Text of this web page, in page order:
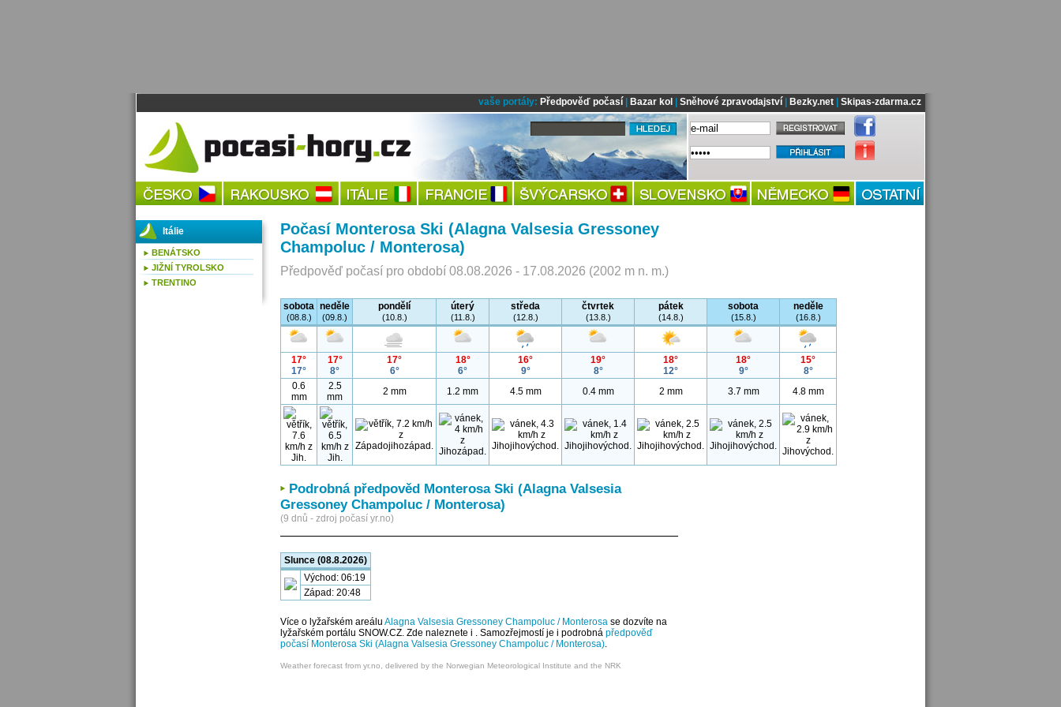
vaše portály: Předpověď počasí| Bazar kol Sněhové zpravodajství| Bezky.net| Skipas-zdarma.cz
Počasí Monterosa Ski (Alagna Valsesia Gressoney
Champoluc / Monterosa)
Předpověď počasí pro období 08.08.2026 - 17.08.2026 (2002 m n. m.)
sobota
(08.8.)
neděle
(09.8.)
pondělí
(10.8.)
úterý
(11.8.)
středa
(12.8.)
čtvrtek
(13.8.)
pátek
(14.8.)
sobota
(15.8.)
neděle
(16.8.)
17°
17°
17°
8°
17°
6°
18°
6°
16°
9°
19°
8°
18°
12°
18°
9°
15°
8°
0.6
mm
2.5
mm
2 mm 1.2 mm 4.5 mm 0.4 mm 2 mm 3.7 mm 4.8 mm
Podrobná předpověd Monterosa Ski (Alagna Valsesia
Gressoney Champoluc / Monterosa)
(9 dnů - zdroj počasí yr.no)
Slunce (08.8.2026)
Východ: 06:19
Západ: 20:48
Více o lyžařském areálu Alagna Valsesia Gressoney Champoluc / Monterosa se dozvíte na
lyžařském portálu SNOW.CZ. Zde naleznete i . Samozřejmostí je i podrobná předpověď
počasí Monterosa Ski (Alagna Valsesia Gressoney Champoluc / Monterosa).
Weather forecast from yr.no, delivered by the Norwegian Meteorological Institute and the NRK
Itálie
BENÁTSKO
JIŽNÍ TYROLSKO
TRENTINO